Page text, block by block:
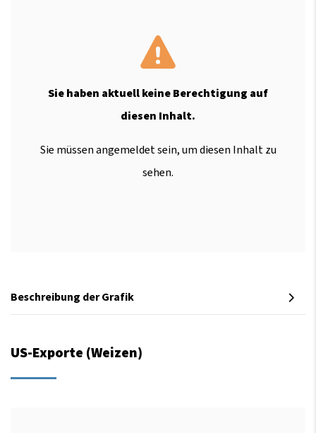
Sie haben aktuell keine Berechtigung auf
diesen Inhalt.
Sie müssen angemeldet sein, um diesen Inhalt zu
sehen.
Beschreibung der Grafik
US-Exporte (Weizen)